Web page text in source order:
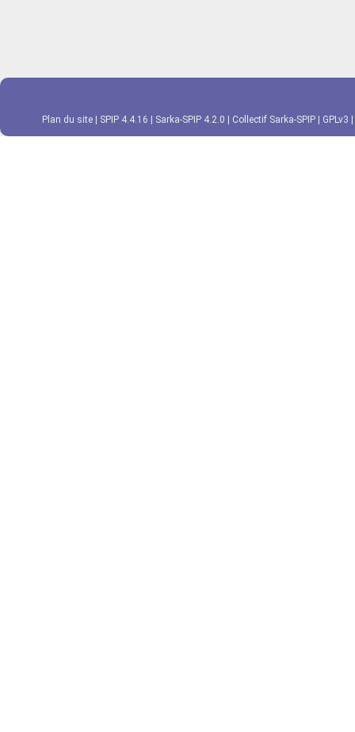
Plan du site SPIP 4.4.16 Sarka-SPIP 4.2.0 Collectif Sarka-SPIP GPLv3